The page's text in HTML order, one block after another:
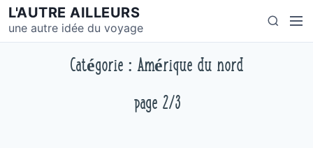
i
L'AUTRE AILLEURS
une autre idée du voyage
S
e
M
Catégorie : Amérique du nord
page 2/3